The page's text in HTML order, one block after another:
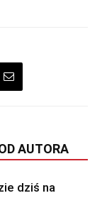
AUTORA
dziś na